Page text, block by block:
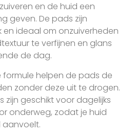
en de huid een
geven. De pads zijn
en ideaal om onzuiverheden
te verfijnen en glans
de dag.
formule helpen de pads de
zonder deze uit te drogen.
zijn geschikt voor dagelijks
onderweg, zodat je huid
aanvoelt.